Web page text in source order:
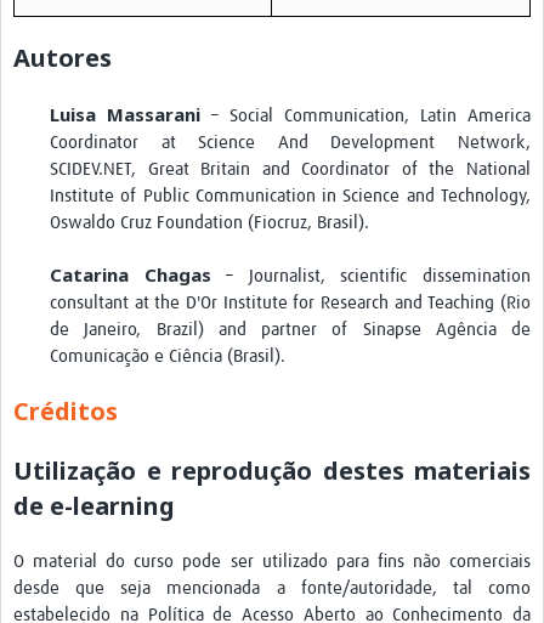
Autores
Luisa Massarani – Social Communication, Latin America
Coordinator at Science And Development Network,
SCIDEV.NET, Great Britain and Coordinator of the National
Institute of Public Communication in Science and Technology,
Oswaldo Cruz Foundation (Fiocruz, Brasil).
Catarina Chagas – Journalist, scientific dissemination
consultant at the D'Or Institute for Research and Teaching (Rio
de Janeiro, Brazil) and partner of Sinapse Agência de
Comunicação e Ciência (Brasil).
Créditos
Utilização e reprodução destes materiais
de e-learning
O material do curso pode ser utilizado para fins não comerciais
desde que seja mencionada a fonte/autoridade, tal como
estabelecido na Política de Acesso Aberto ao Conhecimento da